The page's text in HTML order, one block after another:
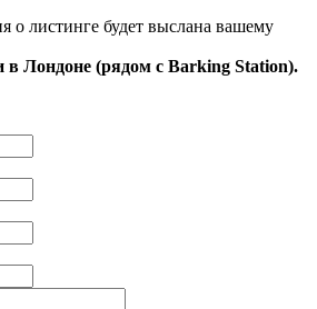
о листинге будет выслана вашему
в Лондоне (рядом с Barking Station).